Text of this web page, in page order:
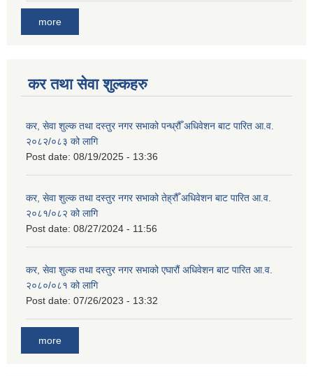
more
कर तथा सेवा शुल्कहरु
कर, सेवा शुल्क तथा दस्तुर नगर सभाको पन्ध्रौँ अधिवेशन बाट पारित आ.व.
२०८२/०८३ को लागि
Post date: 08/19/2025 - 13:36
कर, सेवा शुल्क तथा दस्तुर नगर सभाको तेह्रौँ अधिवेशन बाट पारित आ.व.
२०८१/०८२ को लागि
Post date: 08/27/2024 - 11:56
कर, सेवा शुल्क तथा दस्तुर नगर सभाको एघारौं अधिवेशन बाट पारित आ.व.
२०८०/०८१ को लागि
Post date: 07/26/2023 - 13:32
more